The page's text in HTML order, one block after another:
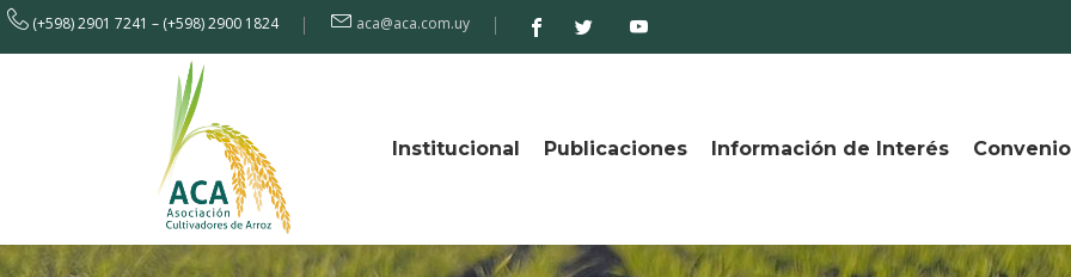
(+598) 2901 7241 – (+598) 2900 1824 aca@aca.com.uy
Institucional Publicaciones Información de Interés